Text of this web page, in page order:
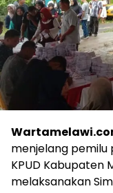
menjelang pemilu
KPUD Kabupaten
melaksanakan